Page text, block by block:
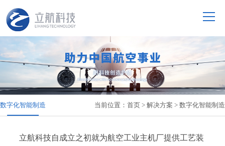
数字化智能制造 当前位置： 首页 > 解决方案 > 数字化智能制造
立航科技自成立之初就为航空工业主机厂提供工艺装